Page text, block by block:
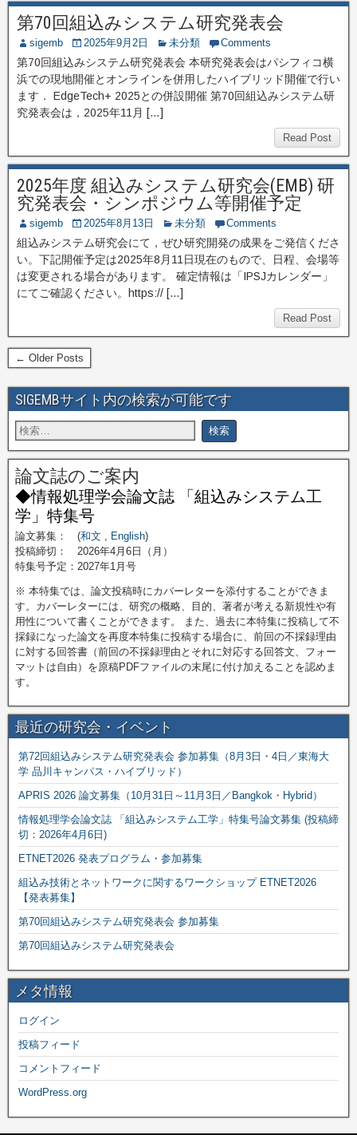
第70回組込みシステム研究発表会
sigemb 2025年9月2日 未分類 Comments
第70回組込みシステム研究発表会 本研究発表会はパシフィコ横
浜での現地開催とオンラインを併用したハイブリッド開催で行い
ます． EdgeTech+ 2025との併設開催 第70回組込みシステム研
究発表会は，2025年11月 […]
Read Post
2025年度 組込みシステム研究会(EMB) 研
究発表会・シンポジウム等開催予定
sigemb 2025年8月13日 未分類 Comments
組込みシステム研究会にて，ぜひ研究開発の成果をご発信くださ
い。下記開催予定は2025年8月11日現在のもので、日程、会場等
は変更される場合があります。 確定情報は「IPSJカレンダー」
にてご確認ください。https:// […]
Read Post
← Older Posts
SIGEMBサイト内の検索が可能です
論文誌のご案内
◆情報処理学会論文誌 「組込みシステム工
学」特集号
論文募集： (和文 , English)
投稿締切： 2026年4月6日（月）
特集号予定：2027年1月号
※ 本特集では、論文投稿時にカバーレターを添付することができま
す。カバーレターには、研究の概略、目的、著者が考える新規性や有
用性について書くことができます。 また、過去に本特集に投稿して不
採録になった論文を再度本特集に投稿する場合に、前回の不採録理由
に対する回答書（前回の不採録理由とそれに対応する回答文、フォー
マットは自由）を原稿PDFファイルの末尾に付け加えることを認めま
す。
最近の研究会・イベント
第72回組込みシステム研究発表会 参加募集（8月3日・4日／東海大
学 品川キャンパス・ハイブリッド）
APRIS 2026 論文募集（10月31日～11月3日／Bangkok・Hybrid）
情報処理学会論文誌 「組込みシステム工学」特集号論文募集 (投稿締
切：2026年4月6日)
ETNET2026 発表プログラム・参加募集
組込み技術とネットワークに関するワークショップ ETNET2026
【発表募集】
第70回組込みシステム研究発表会 参加募集
第70回組込みシステム研究発表会
メタ情報
ログイン
投稿フィード
コメントフィード
WordPress.org